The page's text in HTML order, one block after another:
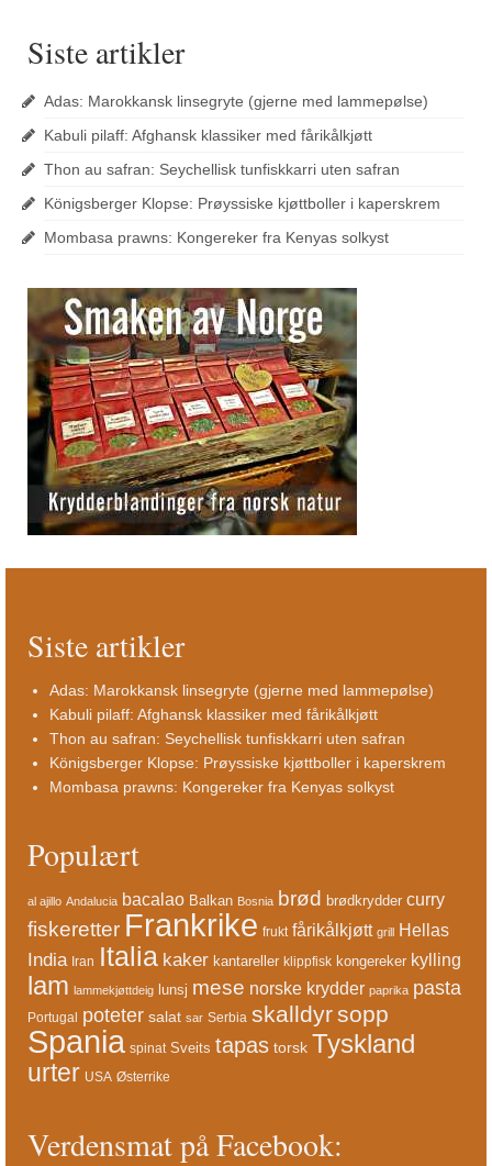
Siste artikler
Adas: Marokkansk linsegryte (gjerne med lammepølse)
Kabuli pilaff: Afghansk klassiker med fårikålkjøtt
Thon au safran: Seychellisk tunfiskkarri uten safran
Königsberger Klopse: Prøyssiske kjøttboller i kaperskrem
Mombasa prawns: Kongereker fra Kenyas solkyst
Siste artikler
Adas: Marokkansk linsegryte (gjerne med lammepølse)
Kabuli pilaff: Afghansk klassiker med fårikålkjøtt
Thon au safran: Seychellisk tunfiskkarri uten safran
Königsberger Klopse: Prøyssiske kjøttboller i kaperskrem
Mombasa prawns: Kongereker fra Kenyas solkyst
Populært
al ajillo Andalucia bacalao Balkan Bosnia brød brødkrydder curry
fiskeretter Frankrike frukt fårikålkjøtt grill Hellas
India Iran Italia kaker kantareller klippfisk kongereker kylling
lam lammekjøttdeig lunsj mese norske krydder paprika pasta
Portugal poteter salat sar Serbia skalldyrsopp
Spania spinat Sveits tapas torsk Tyskland
urter USA Østerrike
Verdensmat på Facebook: